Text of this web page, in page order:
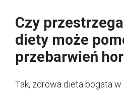
Czy
diety może
przebarwień
Tak, zdrowa dieta bogata w